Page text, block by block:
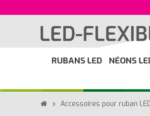
RUBANS LED NÉONS
chevron_right Accessoires pour ruban